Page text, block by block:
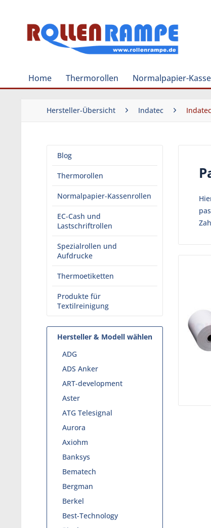
Home Thermorollen Normalpapier-
Hersteller-Übersicht Indatec
Blog
Thermorollen
Normalpapier-Kassenrollen
EC-Cash und
Lastschriftrollen
Spezialrollen und
Aufdrucke
Thermoetiketten
Produkte für
Textilreinigung
Hersteller & Modell wählen
ADG
ADS Anker
ART-development
Aster
ATG Telesignal
Aurora
Axiohm
Banksys
Bematech
Bergman
Berkel
Best-Technology